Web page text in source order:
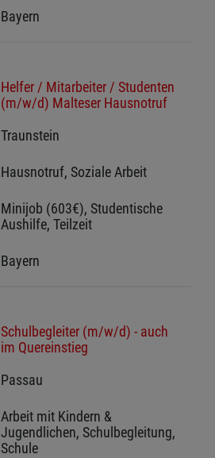
Bayern
Helfer / Mitarbeiter / Studenten
(m/w/d) Malteser Hausnotruf
Traunstein
Hausnotruf, Soziale Arbeit
Minijob (603€), Studentische
Aushilfe, Teilzeit
Bayern
Schulbegleiter (m/w/d) - auch
im Quereinstieg
Passau
Arbeit mit Kindern &
Jugendlichen, Schulbegleitung,
Schule